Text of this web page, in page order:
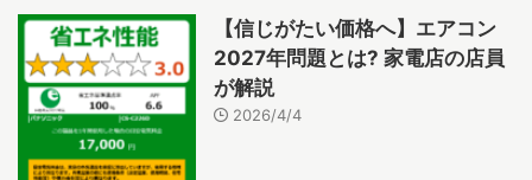
【信じがたい価格へ】エアコン
2027年問題とは? 家電店の店員
が解説
2026/4/4